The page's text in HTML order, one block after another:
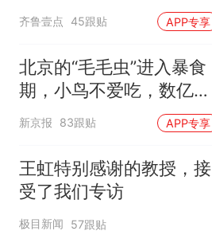
齐鲁壹点 45跟贴 APP专享
北京的“毛毛虫”进入暴食
期，小鸟不爱吃，数亿头
小蜂迎战
新京报 83跟贴 APP专享
王虹特别感谢的教授，接
受了我们专访
极目新闻 57跟贴